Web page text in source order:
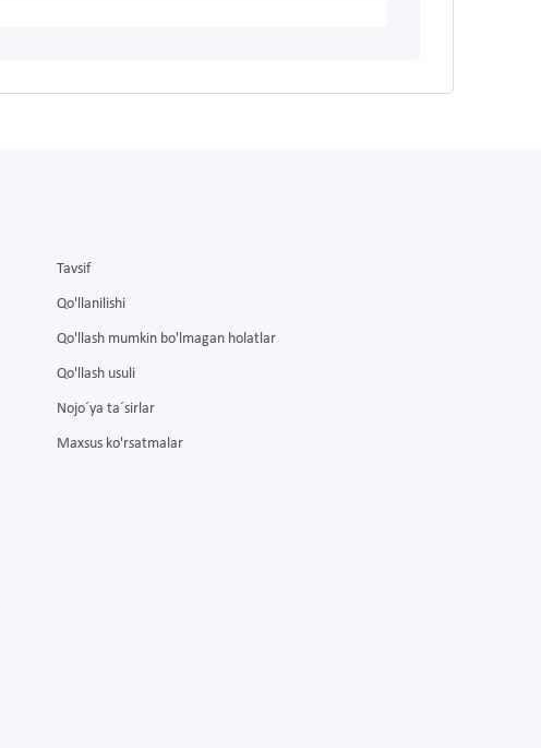
Tavsif
Qo'llanilishi
Qo'llash mumkin bo'lmagan holatlar
Qo'llash usuli
Nojo´ya ta´sirlar
Maxsus ko'rsatmalar